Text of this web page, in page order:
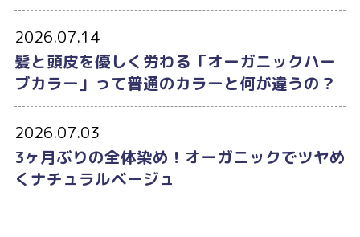
2026.07.14
髪と頭皮を優しく労わる「オーガニックハー
ブカラー」って普通のカラーと何が違うの？
2026.07.03
3ヶ月ぶりの全体染め！オーガニックでツヤめ
くナチュラルベージュ